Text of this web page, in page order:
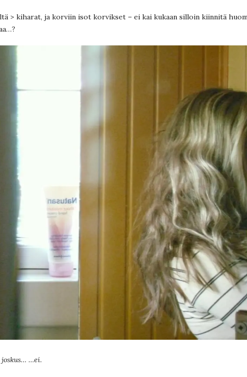
> kiharat, ja korviin isot korvikset – ei kai kukaan silloin kiinnitä
joskus… …ei.